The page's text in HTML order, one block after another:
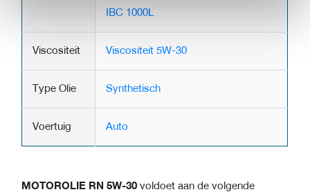
IBC 1000L
Viscositeit Viscositeit 5W-30
Type Olie Synthetisch
Voertuig Auto
MOTOROLIE RN 5W-30voldoet aan de volgende